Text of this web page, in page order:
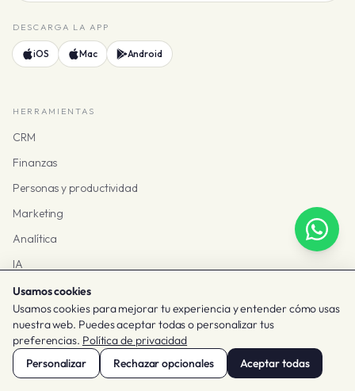
DESCARGA LA APP
iOS Mac Android
HERRAMIENTAS
CRM
Finanzas
Personas y productividad
Marketing
Analítica
IA
Ver todas las herramientas
SOLUCIONES
Por tamaño
Por equipo
Usamos cookies
Usamos cookies para mejorar tu experiencia y entender cómo usas
nuestra web. Puedes aceptar todas o personalizar tus
preferencias. Política de privacidad
Personalizar
Rechazar opcionales Aceptar todas